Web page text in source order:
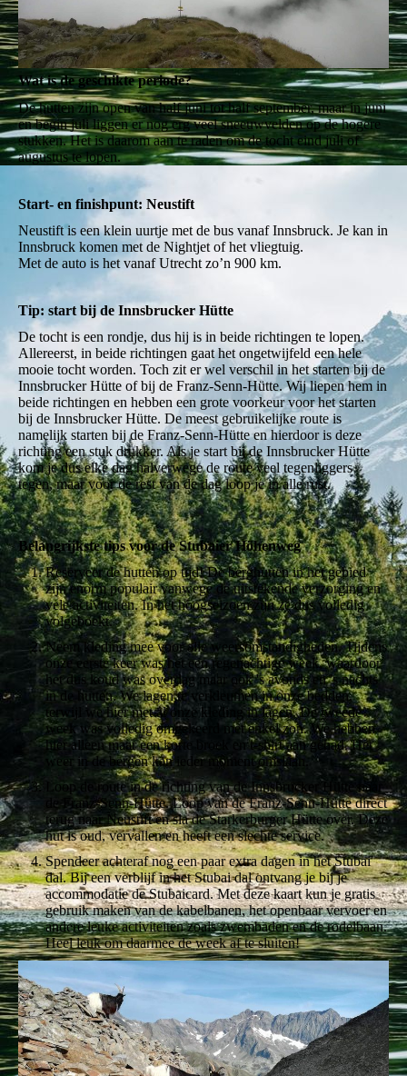
Wat is de geschikte periode?
De hutten zijn open van half juni tot half september, maar in juni
en begin juli liggen er nog erg veel sneeuwvelden op de hogere
stukken. Het is daarom aan te raden om de tocht eind juli of
augustus te lopen.
Start- en finishpunt: Neustift
Neustift is een klein uurtje met de bus vanaf Innsbruck. Je kan in
Innsbruck komen met de Nightjet of het vliegtuig.
Met de auto is het vanaf Utrecht zo’n 900 km.
Tip: start bij de Innsbrucker Hütte
De tocht is een rondje, dus hij is in beide richtingen te lopen.
Allereerst, in beide richtingen gaat het ongetwijfeld een hele
mooie tocht worden. Toch zit er wel verschil in het starten bij de
Innsbrucker Hütte of bij de Franz-Senn-Hütte. Wij liepen hem in
beide richtingen en hebben een grote voorkeur voor het starten
bij de Innsbrucker Hütte. De meest gebruikelijke route is
namelijk starten bij de Franz-Senn-Hütte en hierdoor is deze
richting een stuk drukker. Als je start bij de Innsbrucker Hütte
kom je dus elke dag halverwege de route veel tegenliggers
tegen, maar voor de rest van de dag loop je in alle rust.
Belangrijkste tips voor de Stubaier Höhenweg
Reserveer de hutten op tijd! De berghutten in het gebied
zijn enorm populair vanwege de uitstekende verzorging en
vele activiteiten. In het hoogseizoen zijn ze dus volledig
volgeboekt.
Neem kleding mee voor alle weersomstandigheden. Tijdens
onze eerste keer was het een regenachtige week, waardoor
het dus koud was overdag maar ook 's avonds en 's nachts
in de hutten. We lagen te verkleumen in onze bedden,
terwijl we hier met al onze kleding in lagen. De tweede
week was volledig omgekeerd met enkel zon. We hebben
hier alleen maar een korte broek en t-shirt aan gehad. Het
weer in de bergen kan ieder moment omslaan.
Loop de route in de richting van de Innsbrucker Hütte naar
de Franz-Senn-Hütte. Loop van de Franz-Senn-Hütte direct
terug naar Neustift en sla de Starkerburger Hütte over. Deze
hut is oud, vervallen en heeft een slechte service.
Spendeer achteraf nog een paar extra dagen in het Stubai
dal. Bij een verblijf in het Stubai dal ontvang je bij je
accommodatie de Stubaicard. Met deze kaart kun je gratis
gebruik maken van de kabelbanen, het openbaar vervoer en
andere leuke activiteiten zoals zwembaden en de rodelbaan.
Heel leuk om daarmee de week af te sluiten!